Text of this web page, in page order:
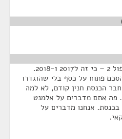
הסכומים האלה הם כמובן כפול 2 – כי זה ל2017 ו-2018.
פתוח על כסף בלי שהוגדרו
הכנסת חנין קודם, לא למה
פה אתם מדברים על אלמנט
אנחנו מדברים על